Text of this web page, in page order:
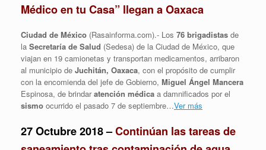
Médico en tu Casa” llegan a Oaxaca
Ciudad de México (Rasainforma.com).- Los 76 brigadistas de
la Secretaría de Salud (Sedesa) de la Ciudad de México, que
viajan en 19 camionetas y transportan medicamentos, arribaron
al municipio de Juchitán, Oaxaca, con el propósito de cumplir
con la encomienda del jefe de Gobierno, Miguel Ángel Mancera
Espinosa, de brindaratención médica a damnificados por el
sismo ocurrido el pasado 7 de septiembre…Ver más
27 Octubre 2018 –Continúan las tareas de